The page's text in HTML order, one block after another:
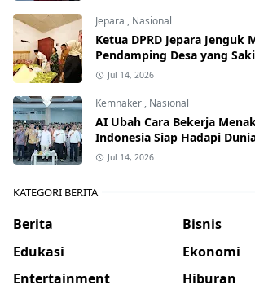
Jepara , Nasional
Ketua DPRD Jepara Jenguk
Pendamping Desa yang
Jul 14, 2026
Kemnaker , Nasional
AI Ubah Cara Bekerja
Indonesia Siap Hadapi
Jul 14, 2026
KATEGORI BERITA
Berita
Bisnis
Edukasi
Ekonomi
Entertainment
Hiburan